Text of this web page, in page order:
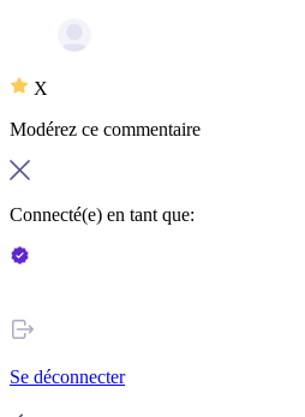
X
Modérez ce commentaire
Connecté(e) en tant que:
Se déconnecter